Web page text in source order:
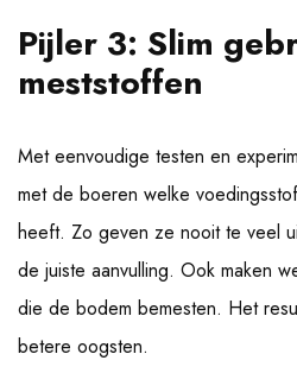
Pijler 3: Slim
meststoffen
Met eenvoudige testen en
met de boeren welke
heeft. Zo geven ze nooit te veel
de juiste aanvulling. Ook maken
die de bodem bemesten. Het
betere oogsten.